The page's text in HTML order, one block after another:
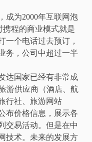
为2000年互联网泡
程的商业模式就是
一个电话过去预订，
务，公司中超过一半
达国家已经有非常成
游供应商（酒店、航
行社、旅游网站
布价格信息，展示各
交易活动。但是在中
技术。未来的发展方